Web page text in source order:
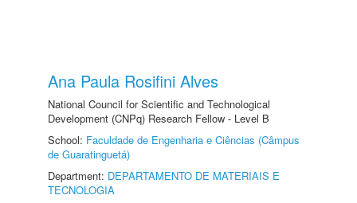
Ana Paula Rosifini Alves
National Council for Scientific and Technological
Development (CNPq) Research Fellow - Level B
School: Faculdade de Engenharia e Ciências (Câmpus
de Guaratinguetá)
Department: DEPARTAMENTO DE MATERIAIS E
TECNOLOGIA